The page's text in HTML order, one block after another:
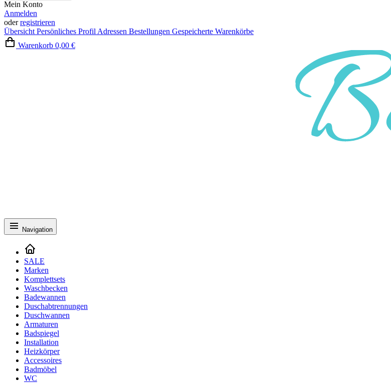
Mein Konto
Anmelden
oderregistrieren
Übersicht Persönliches Profil Adressen Bestellungen Gespeicherte Warenkörbe
Warenkorb 0,00 €
Navigation
SALE
Marken
Komplettsets
Waschbecken
Badewannen
Duschabtrennungen
Duschwannen
Armaturen
Badspiegel
Installation
Heizkörper
Accessoires
Badmöbel
WC